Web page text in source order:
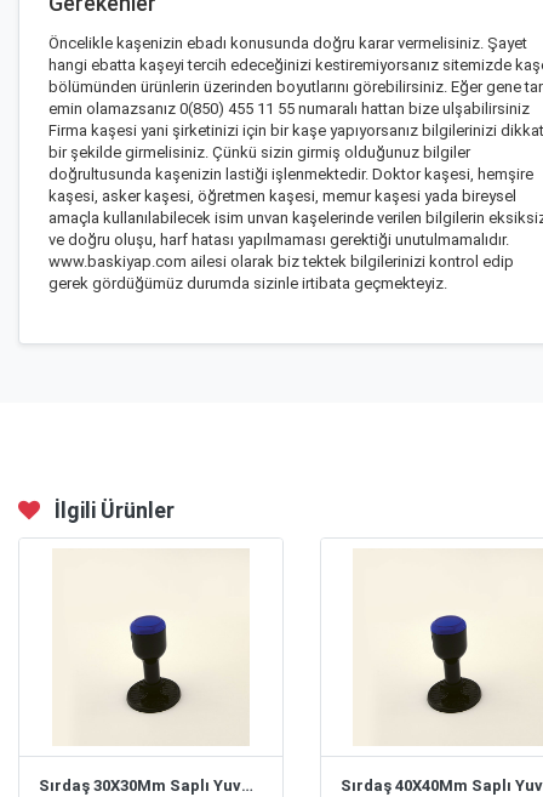
Öncelikle kaşenizin ebadı konusunda doğru karar vermelisiniz. Şayet
hangi ebatta kaşeyi tercih edeceğinizi kestiremiyorsanız sitemizde
bölümünden ürünlerin üzerinden boyutlarını görebilirsiniz. Eğer gene
emin olamazsanız 0(850) 455 11 55 numaralı hattan bize ulşabilirsiniz
Firma kaşesi yani şirketinizi için bir kaşe yapıyorsanız bilgilerinizi
bir şekilde girmelisiniz. Çünkü sizin girmiş olduğunuz bilgiler
doğrultusunda kaşenizin lastiği işlenmektedir. Doktor kaşesi, hemşire
kaşesi, asker kaşesi, öğretmen kaşesi, memur kaşesi yada bireysel
amaçla kullanılabilecek isim unvan kaşelerinde verilen bilgilerin
ve doğru oluşu, harf hatası yapılmaması gerektiği unutulmamalıdır.
www.baskiyap.com ailesi olarak biz tektek bilgilerinizi kontrol edip
gerek gördüğümüz durumda sizinle irtibata geçmekteyiz.
İlgili Ürünler
Sırdaş 30X30Mm Saplı Yuvarlak Kaşe